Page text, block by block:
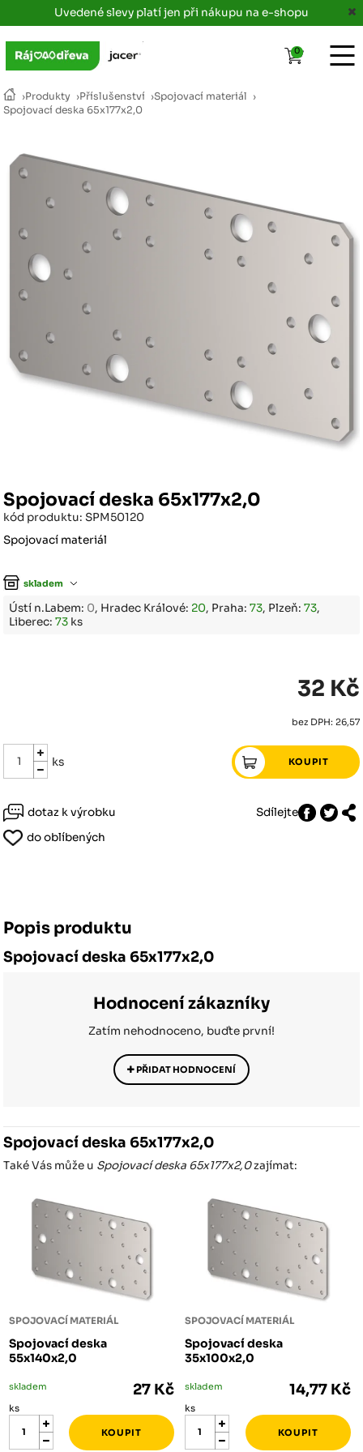
Uvedené slevy platí jen při nákupu na e-shopu
›Produkty ›Příslušenství ›Spojovací materiál ›
Spojovací deska 65x177x2,0
Spojovací deska 65x177x2,0
kód produktu: SPM50120
Spojovací materiál
skladem
Ústí n.Labem: 0, Hradec Králové: 20, Praha:73, Plzeň:73,
Liberec:73 ks
32 Kč
bez DPH: 26,57
ks
dotaz k výrobku
Sdílejte
do oblíbených
Popis produktu
Spojovací deska 65x177x2,0
Hodnocení zákazníky
Zatím nehodnoceno, buďte první!
PŘIDAT HODNOCENÍ
Spojovací deska 65x177x2,0
Také Vás může u Spojovací deska 65x177x2,0zajímat:
SPOJOVACÍ MATERIÁL
Spojovací deska
55x140x2,0
skladem 27 Kč
ks
SPOJOVACÍ MATERIÁL
Spojovací deska
35x100x2,0
skladem 14,77 Kč
ks
0